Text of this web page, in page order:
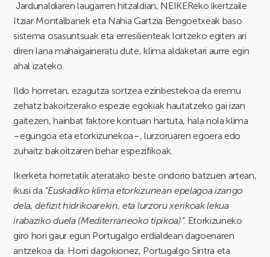
Jardunaldiaren laugarren hitzaldian, NEIKEReko ikertzaile
Itziar Montalbanek eta Nahia Gartzia Bengoetxeak baso
sistema osasuntsuak eta erresilienteak lortzeko egiten ari
diren lana mahaigaineratu dute, klima aldaketari aurre egin
ahal izateko.
Ildo horretan, ezagutza sortzea ezinbestekoa da eremu
zehatz bakoitzerako espezie egokiak hautatzeko gai izan
gaitezen, hainbat faktore kontuan hartuta, hala nola klima
–egungoa eta etorkizunekoa–, lurzoruaren egoera edo
zuhaitz bakoitzaren behar espezifikoak.
Ikerketa horretatik ateratako beste ondorio batzuen artean,
ikusi da “Euskadiko klima etorkizunean epelagoa izango
dela, defizit hidrikoarekin, eta lurzoru xerikoak lekua
irabaziko duela (Mediterraneoko tipikoa)”. Etorkizuneko
giro hori gaur egun Portugalgo erdialdean dagoenaren
antzekoa da. Horri dagokionez, Portugalgo Sintra eta